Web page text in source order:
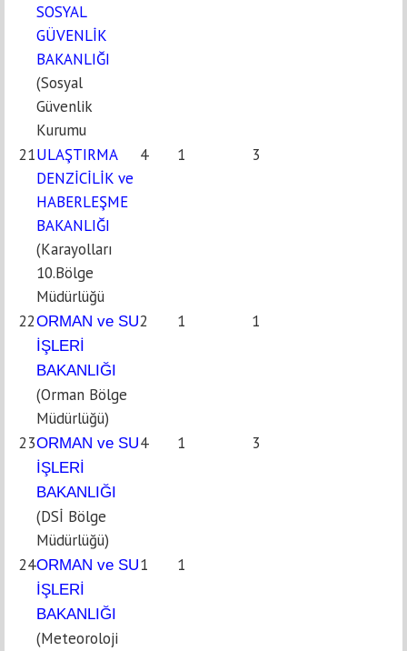
SOSYAL
GÜVENLİK
BAKANLIĞI
(Sosyal
Güvenlik
Kurumu
21ULAŞTIRMA
DENZİCİLİK ve
HABERLEŞME
BAKANLIĞI
(Karayolları
10.Bölge
Müdürlüğü
4 1 3
22ORMAN ve SU
İŞLERİ
BAKANLIĞI
(Orman Bölge
Müdürlüğü)
2 1 1
23ORMAN ve SU
İŞLERİ
BAKANLIĞI
(DSİ Bölge
Müdürlüğü)
4 1 3
24ORMAN ve SU
İŞLERİ
BAKANLIĞI
(Meteoroloji
1 1